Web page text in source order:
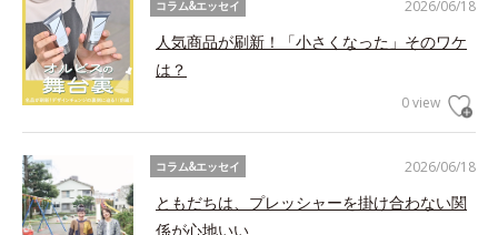
2026/06/18
コラム&エッセイ
人気商品が刷新！「小さくなった」そのワケ
は？
0 view
2026/06/18
コラム&エッセイ
ともだちは、プレッシャーを掛け合わない関
係が心地いい